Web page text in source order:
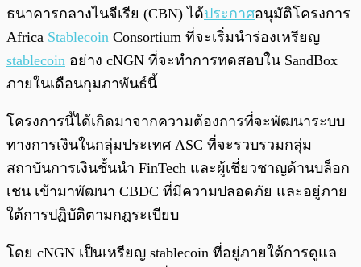
0:00/
ธนาคารกลางไนจีเรีย (CBN) ได้ประกาศอนุมัติโครงการ
Africa Stablecoin Consortium ที่จะเริ่มนำร่องเหรียญ
stablecoin อย่าง cNGN ที่จะทำการทดสอบใน SandBox
ภายในเดือนกุมภาพันธ์นี้
โครงการนี้ได้เกิดมาจากความต้องการที่จะพัฒนาระบบ
ทางการเงินในกลุ่มประเทศ ASC ที่จะรวบรวมกลุ่ม
สถาบันการเงินชั้นนำ FinTech และผู้เชี่ยวชาญด้านบล็อก
เชน เข้ามาพัฒนา CBDC ที่มีความปลอดภัย และอยู่ภาย
ใต้การปฏิบัติตามกฎระเบียบ
โดย cNGN เป็นเหรียญ stablecoin ที่อยู่ภายใต้การดูแล